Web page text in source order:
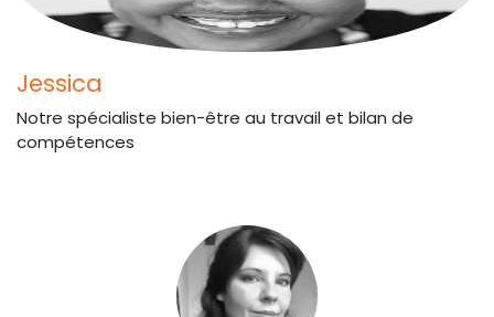
Jessica
Notre spécialiste bien-être au travail et bilan de
compétences